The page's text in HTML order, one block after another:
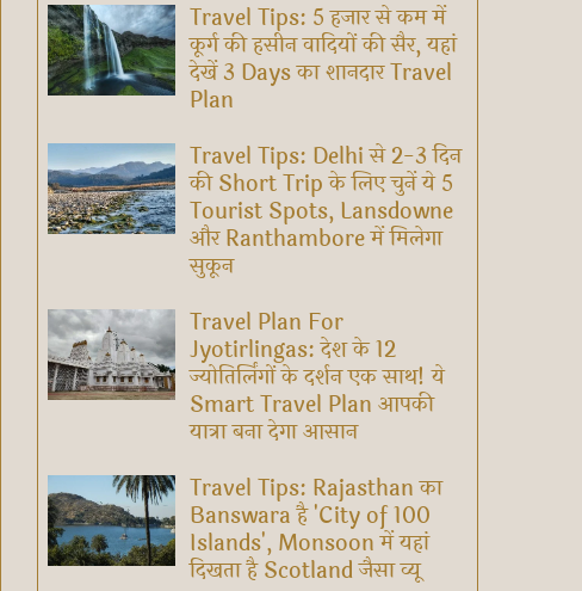
Travel Tips: 5 हजार से कम में
कूर्ग की हसीन वादियों की सैर, यहां
देखें 3 Days का शानदार Travel
Plan
Travel Tips: Delhi से 2-3 दिन
की Short Trip के लिए चुनें ये 5
Tourist Spots, Lansdowne
और Ranthambore में मिलेगा
सुकून
Travel Plan For
Jyotirlingas: देश के 12
ज्योतिर्लिंगों के दर्शन एक साथ! ये
Smart Travel Plan आपकी
यात्रा बना देगा आसान
Travel Tips: Rajasthan का
Banswara है 'City of 100
Islands', Monsoon में यहां
दिखता है Scotland जैसा व्यू